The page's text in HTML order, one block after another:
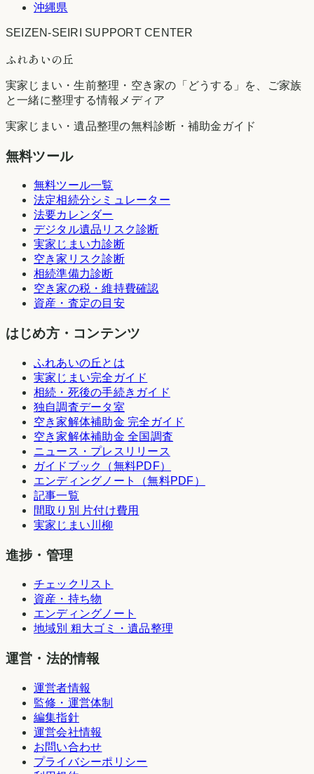
沖縄県
SEIZEN-SEIRI SUPPORT CENTER
ふれあいの丘
実家じまい・生前整理・空き家の「どうする」を、ご家族
と一緒に整理する情報メディア
実家じまい・遺品整理の無料診断・補助金ガイド
無料ツール
無料ツール一覧
法定相続分シミュレーター
法要カレンダー
デジタル遺品リスク診断
実家じまい力診断
空き家リスク診断
相続準備力診断
空き家の税・維持費確認
資産・査定の目安
はじめ方・コンテンツ
ふれあいの丘とは
実家じまい完全ガイド
相続・死後の手続きガイド
独自調査データ室
空き家解体補助金 完全ガイド
空き家解体補助金 全国調査
ニュース・プレスリリース
ガイドブック（無料PDF）
エンディングノート（無料PDF）
記事一覧
間取り別 片付け費用
実家じまい川柳
進捗・管理
チェックリスト
資産・持ち物
エンディングノート
地域別 粗大ゴミ・遺品整理
運営・法的情報
運営者情報
監修・運営体制
編集指針
運営会社情報
お問い合わせ
プライバシーポリシー